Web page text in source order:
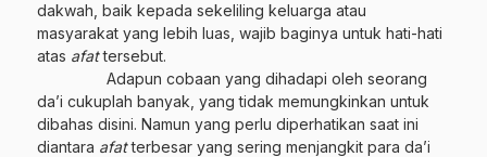
dakwah, baik kepada sekeliling keluarga atau
masyarakat yang lebih luas, wajib baginya untuk hati-hati
atas afattersebut.
Adapun cobaan yang dihadapi oleh seorang
da’i cukuplah banyak, yang tidak memungkinkan untuk
dibahas disini. Namun yang perlu diperhatikan saat ini
diantara afatterbesar yang sering menjangkit para da’i